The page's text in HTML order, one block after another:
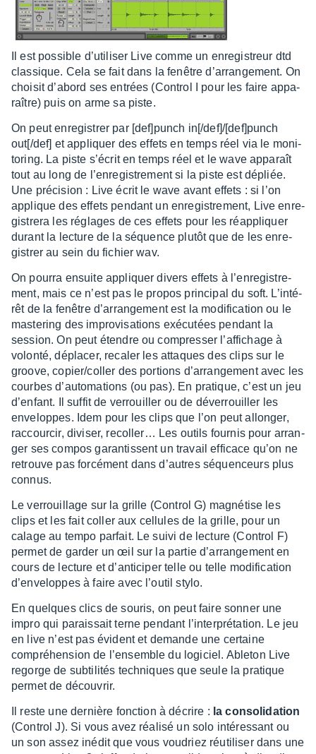
Il est possible d’uti­li­ser Live comme un enre­gis­treur dtd
clas­sique. Cela se fait dans la fenêtre d’ar­ran­ge­ment. On
choi­sit d’abord ses entrées (Control I pour les faire appa­
raître) puis on arme sa piste.
On peut enre­gis­trer par [def]punch in[/def]/[def]punch
out[/def] et appliquer des effets en temps réel via le moni­
to­ring. La piste s’écrit en temps réel et le wave appa­raît
tout au long de l’en­re­gis­tre­ment si la piste est dépliée.
Une préci­sion : Live écrit le wave avant effets : si l’on
applique des effets pendant un enre­gis­tre­ment, Live enre­
gis­trera les réglages de ces effets pour les réap­pliquer
durant la lecture de la séquence plutôt que de les enre­
gis­trer au sein du fichier wav.
On pourra ensuite appliquer divers effets à l’en­re­gis­tre­
ment, mais ce n’est pas le propos prin­ci­pal du soft. L’in­té­
rêt de la fenêtre d’ar­ran­ge­ment est la modi­fi­ca­tion ou le
maste­ring des impro­vi­sa­tions exécu­tées pendant la
session. On peut étendre ou compres­ser l’af­fi­chage à
volonté, dépla­cer, reca­ler les attaques des clips sur le
groove, copier/coller des portions d’ar­ran­ge­ment avec les
courbes d’au­to­ma­tions (ou pas). En pratique, c’est un jeu
d’en­fant. Il suffit de verrouiller ou de déver­rouiller les
enve­loppes. Idem pour les clips que l’on peut allon­ger,
raccour­cir, divi­ser, recol­ler… Les outils four­nis pour arran­
ger ses compos garan­tissent un travail effi­cace qu’on ne
retrouve pas forcé­ment dans d’autres séquen­ceurs plus
connus.
Le verrouillage sur la grille (Control G) magné­tise les
clips et les fait coller aux cellules de la grille, pour un
calage au tempo parfait. Le suivi de lecture (Control F)
permet de garder un œil sur la partie d’ar­ran­ge­ment en
cours de lecture et d’an­ti­ci­per telle ou telle modi­fi­ca­tion
d’en­ve­loppes à faire avec l’ou­til stylo.
En quelques clics de souris, on peut faire sonner une
impro qui parais­sait terne pendant l’in­ter­pré­ta­tion. Le jeu
en live n’est pas évident et demande une certaine
compré­hen­sion de l’en­semble du logi­ciel. Able­ton Live
regorge de subti­li­tés tech­niques que seule la pratique
permet de décou­vrir.
Il reste une dernière fonc­tion à décrire : la conso­li­da­tion
(Control J). Si vous avez réalisé un solo inté­res­sant ou
un son assez inédit que vous voudriez réuti­li­ser dans une